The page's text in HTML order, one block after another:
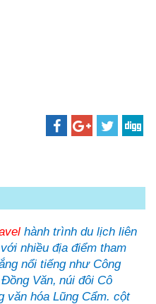
hành trình du lịch liên
nhiều địa điểm tham
nổi tiếng như Công
Đồng Văn, núi đôi Cô
văn hóa Lũng Cẩm. cột